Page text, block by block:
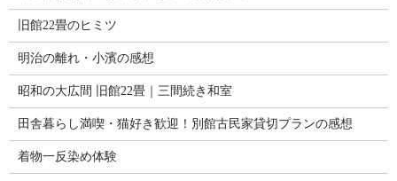
旧館22畳のヒミツ
明治の離れ・小濱の感想
昭和の大広間 旧館22畳｜三間続き和室
田舎暮らし満喫・猫好き歓迎！別館古民家貸切プランの感想
着物一反染め体験